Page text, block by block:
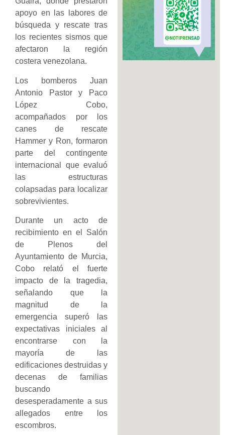
apoyo en las labores de
búsqueda y rescate tras
los recientes sismos que
afectaron la región
costera venezolana.
Los bomberos Juan
Antonio Pastor y Paco
López Cobo,
acompañados por los
canes de rescate
Hammer y Ron, formaron
parte del contingente
internacional que evaluó
las estructuras
colapsadas para localizar
sobrevivientes.
Durante un acto de
recibimiento en el Salón
de Plenos del
Ayuntamiento de Murcia,
Cobo relató el fuerte
impacto de la tragedia,
señalando que la
magnitud de la
emergencia superó las
expectativas iniciales al
encontrarse con la
mayoría de las
edificaciones destruidas y
decenas de familias
buscando
desesperadamente a sus
allegados entre los
escombros.